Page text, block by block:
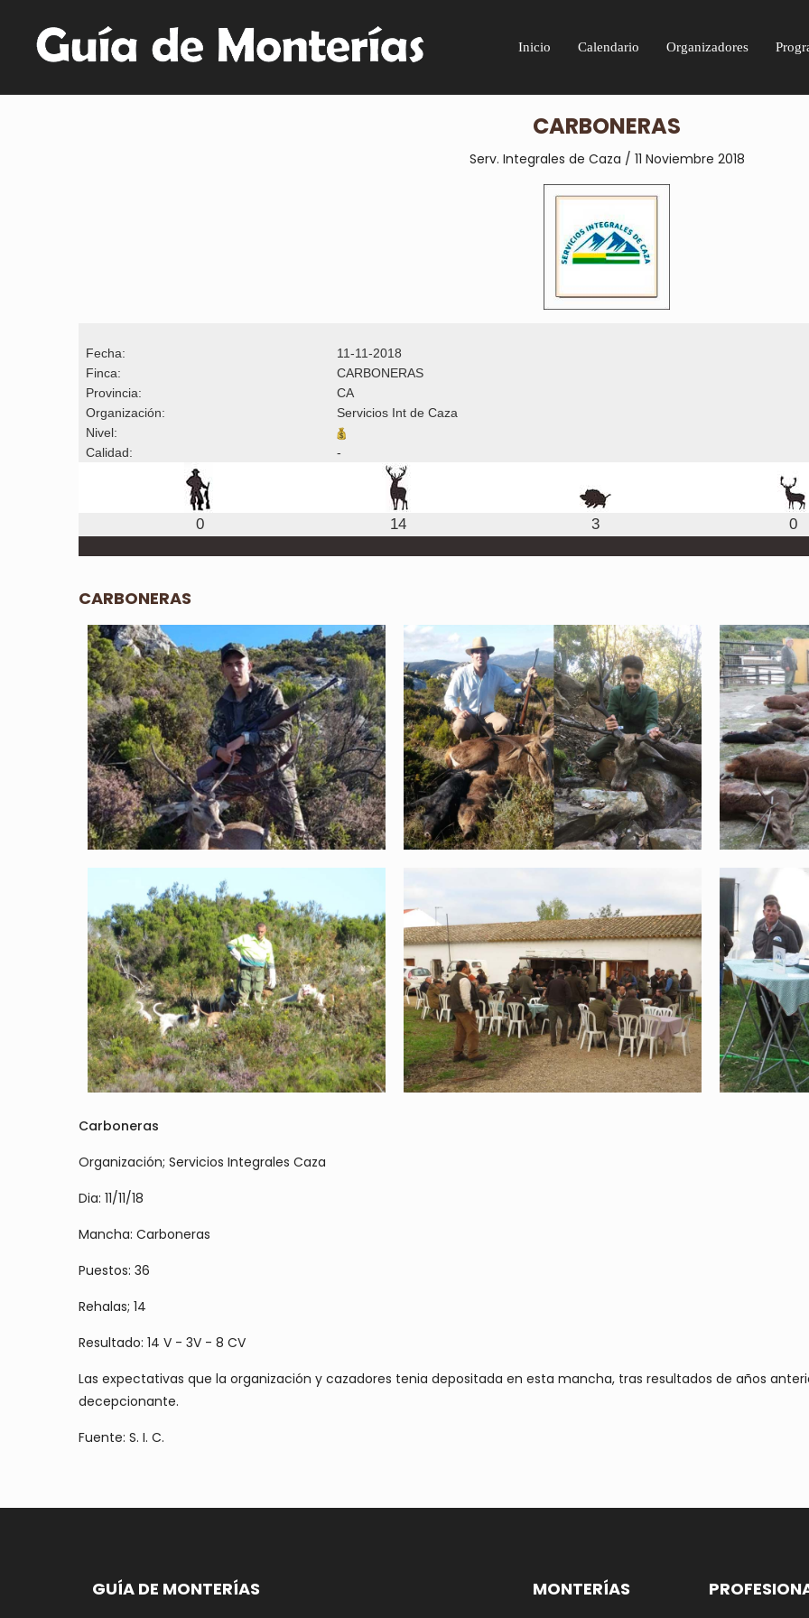
Inicio Calendario Organizadores
CARBONERAS
Serv. Integrales de Caza / 11 Noviembre 2018
Fecha:
11-11-2018
Finca:
CARBONERAS
Provincia:
CA
Organización:
Servicios Int de Caza
Nivel:
Calidad:
-
0 14 3 0
CARBONERAS
Carboneras
Organización; Servicios Integrales Caza
Dia: 11/11/18
Mancha: Carboneras
Puestos: 36
Rehalas; 14
Resultado: 14 V - 3V - 8 CV
Las expectativas que la organización y cazadores tenia depositada en esta mancha, tras resultados de años
decepcionante.
Fuente: S. I. C.
GUÍA DE MONTERÍAS MONTERÍAS